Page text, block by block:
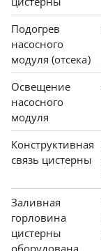
Подогрев
насосного
модуля (отсека)
Освещение
насосного
модуля
Конструктивная
связь цистерны
Заливная
горловина
цистерны